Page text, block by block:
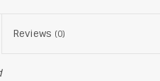
Reviews (0)